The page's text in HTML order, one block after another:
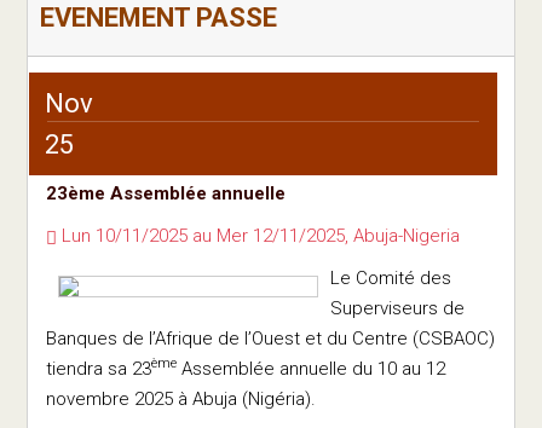
EVENEMENT PASSE
Nov
25
23ème Assemblée annuelle
Lun 10/11/2025 au Mer 12/11/2025, Abuja-Nigeria
Le Comité des
Superviseurs de
Banques de l’Afrique de l’Ouest et du Centre (CSBAOC)
tiendra sa 23ème Assemblée annuelle du 10 au 12
novembre 2025 à Abuja (Nigéria).